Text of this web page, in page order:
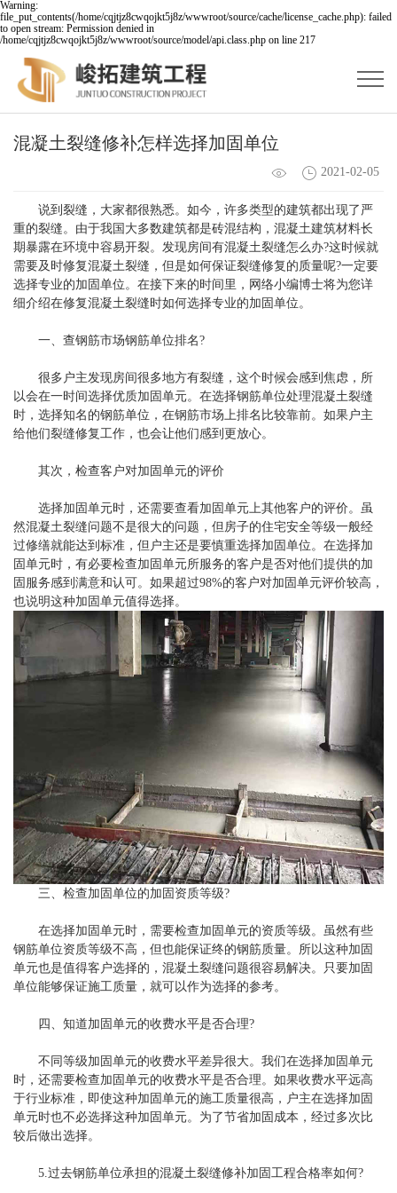
Warning:
file_put_contents(/home/cqjtjz8cwqojkt5j8z/wwwroot/source/cache/license_cache.php): failed
to open stream: Permission denied in
/home/cqjtjz8cwqojkt5j8z/wwwroot/source/model/api.class.php on line 217
混凝土裂缝修补怎样选择加固单位
2021-02-05
说到裂缝，大家都很熟悉。如今，许多类型的建筑都出现了严
重的裂缝。由于我国大多数建筑都是砖混结构，混凝土建筑材料长
期暴露在环境中容易开裂。发现房间有混凝土裂缝怎么办?这时候就
需要及时修复混凝土裂缝，但是如何保证裂缝修复的质量呢?一定要
选择专业的加固单位。在接下来的时间里，网络小编博士将为您详
细介绍在修复混凝土裂缝时如何选择专业的加固单位。
一、查钢筋市场钢筋单位排名?
很多户主发现房间很多地方有裂缝，这个时候会感到焦虑，所
以会在一时间选择优质加固单元。在选择钢筋单位处理混凝土裂缝
时，选择知名的钢筋单位，在钢筋市场上排名比较靠前。如果户主
给他们裂缝修复工作，也会让他们感到更放心。
其次，检查客户对加固单元的评价
选择加固单元时，还需要查看加固单元上其他客户的评价。虽
然混凝土裂缝问题不是很大的问题，但房子的住宅安全等级一般经
过修缮就能达到标准，但户主还是要慎重选择加固单位。在选择加
固单元时，有必要检查加固单元所服务的客户是否对他们提供的加
固服务感到满意和认可。如果超过98%的客户对加固单元评价较高，
也说明这种加固单元值得选择。
三、检查加固单位的加固资质等级?
在选择加固单元时，需要检查加固单元的资质等级。虽然有些
钢筋单位资质等级不高，但也能保证终的钢筋质量。所以这种加固
单元也是值得客户选择的，混凝土裂缝问题很容易解决。只要加固
单位能够保证施工质量，就可以作为选择的参考。
四、知道加固单元的收费水平是否合理?
不同等级加固单元的收费水平差异很大。我们在选择加固单元
时，还需要检查加固单元的收费水平是否合理。如果收费水平远高
于行业标准，即使这种加固单元的施工质量很高，户主在选择加固
单元时也不必选择这种加固单元。为了节省加固成本，经过多次比
较后做出选择。
5.过去钢筋单位承担的混凝土裂缝修补加固工程合格率如何?